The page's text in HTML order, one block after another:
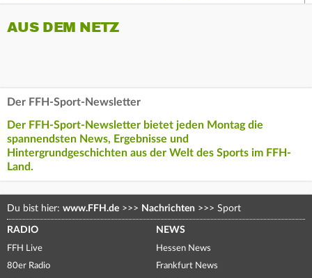
AUS DEM NETZ
Der FFH-Sport-Newsletter
Der FFH-Sport-Newsletter bietet jeden Montag die
spannendsten News, Ergebnisse und
Hintergrundgeschichten aus der Welt des Sports im FFH-
Land.
Du bist hier: www.FFH.de >>> Nachrichten >>> Sport
RADIO
FFH Live
80er Radio
NEWS
Hessen News
Frankfurt News